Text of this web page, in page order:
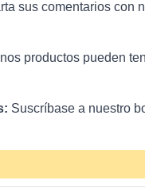
sus comentarios con
productos pueden
Suscríbase a nuestro